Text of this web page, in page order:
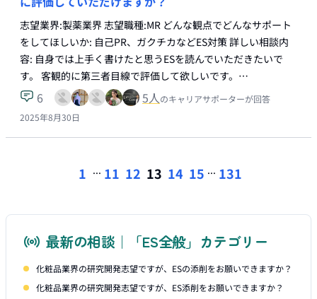
志望業界:製薬業界 志望職種:MR どんな観点でどんなサポート
をしてほしいか: 自己PR、ガクチカなどES対策 詳しい相談内
容: 自身では上手く書けたと思うESを読んでいただきたいで
す。 客観的に第三者目線で評価して欲しいです。…
6 5人のキャリアサポーターが回答
2025年8月30日
1 ... 11 12 13 14 15 ... 131
最新の相談｜「ES全般」カテゴリー
化粧品業界の研究開発志望ですが、ESの添削をお願いできますか？
化粧品業界の研究開発志望ですが、ES添削をお願いできますか？